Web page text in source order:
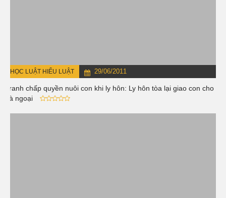
HỌC LUẬT HIỂU LUẬT 29/06/2011
Tranh chấp quyền nuôi con khi ly hôn: Ly hôn tòa lại giao con cho
bà ngoại